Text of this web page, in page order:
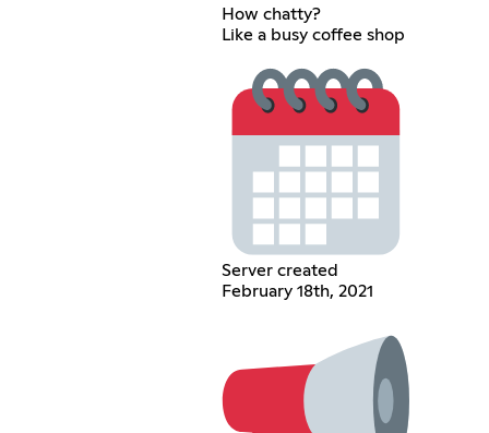
How chatty?
Like a busy coffee shop
Server created
February 18th, 2021